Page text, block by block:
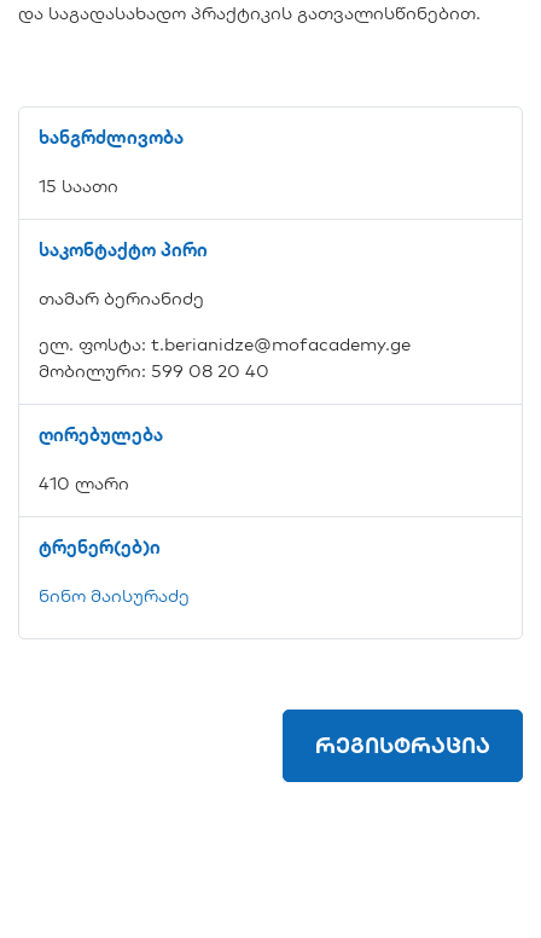
და საგადასახადო პრაქტიკის გათვალისწინებით.
ხანგრძლივობა
15 საათი
საკონტაქტო პირი
თამარ ბერიანიძე
ელ. ფოსტა: t.berianidze@mofacademy.ge
მობილური: 599 08 20 40
ღირებულება
410 ლარი
ტრენერ(ებ)ი
ნინო მაისურაძე
რეგისტრაცია